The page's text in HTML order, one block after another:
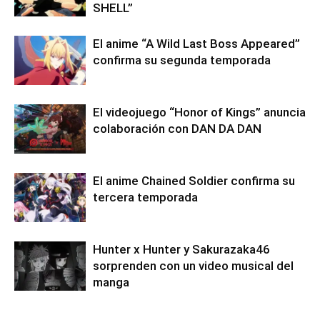
SHELL”
El anime “A Wild Last Boss Appeared”
confirma su segunda temporada
El videojuego “Honor of Kings” anuncia
colaboración con DAN DA DAN
El anime Chained Soldier confirma su
tercera temporada
Hunter x Hunter y Sakurazaka46
sorprenden con un video musical del
manga